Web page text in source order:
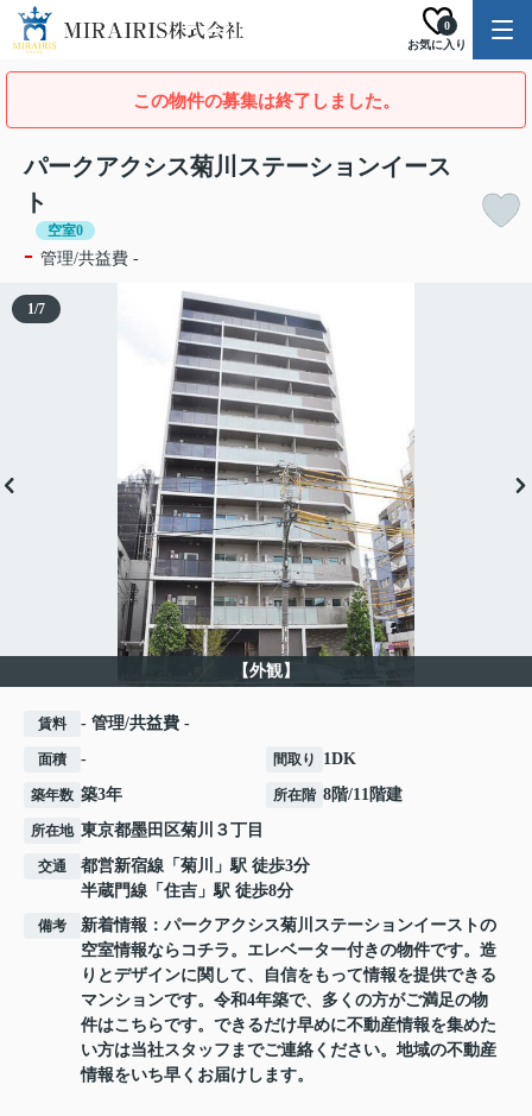
お気に入り
0
この物件の募集は終了しました。
パークアクシス菊川ステーションイース
ト
空室0
- 管理/共益費 -
【外観】
1/7
賃料 - 管理/共益費 -
面積 - 間取り 1DK
築年数 築3年 所在階 8階/11階建
所在地 東京都墨田区菊川 ３丁目
交通 都営新宿線 「 菊川
」駅 徒歩3分
半蔵門線 「 住吉 」駅 徒歩8分
備考
新着情報：パークアクシス菊川ステーションイーストの
空室情報ならコチラ。エレベーター付きの物件です。造
りとデザインに関して、自信をもって情報を提供できる
マンションです。令和4年築で、多くの方がご満足の物
件はこちらです。できるだけ早めに不動産情報を集めた
い方は当社スタッフまでご連絡ください。地域の不動産
情報をいち早くお届けします。